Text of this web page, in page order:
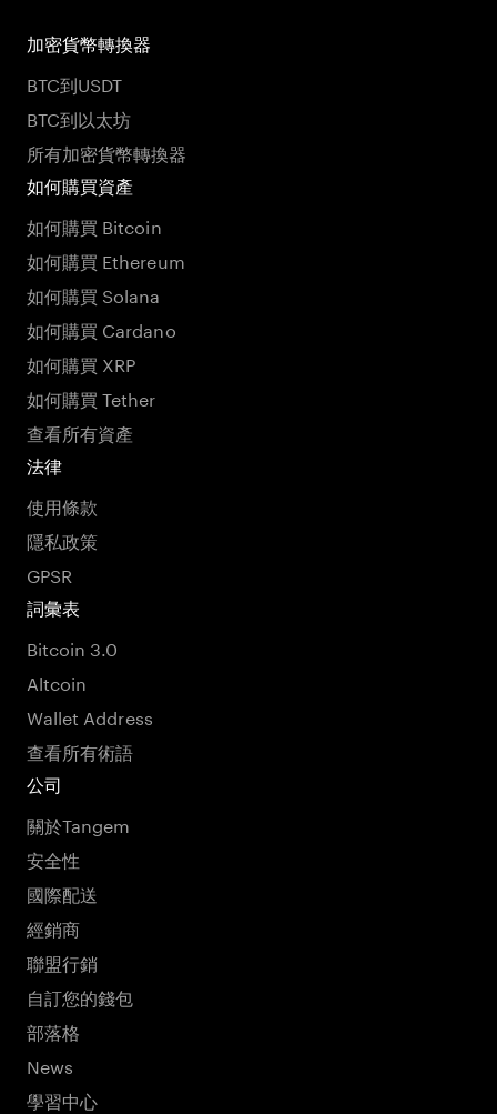
加密貨幣轉換器
BTC到USDT
BTC到以太坊
所有加密貨幣轉換器
如何購買資產
如何購買 Bitcoin
如何購買 Ethereum
如何購買 Solana
如何購買 Cardano
如何購買 XRP
如何購買 Tether
查看所有資產
法律
使用條款
隱私政策
GPSR
詞彙表
Bitcoin 3.0
Altcoin
Wallet Address
查看所有術語
公司
關於Tangem
安全性
國際配送
經銷商
聯盟行銷
自訂您的錢包
部落格
News
學習中心